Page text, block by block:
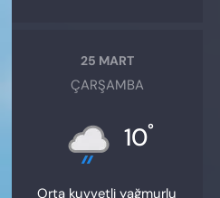
25 MART
ÇARŞAMBA
10°
Orta kuvvetli yağmurlu